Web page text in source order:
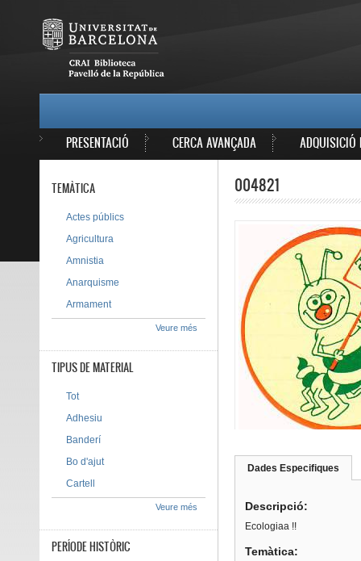
PRESENTACIÓ CERCA AVANÇADA ADQUISICIÓ
004821
Dades Especifiques
Descripció:
Ecologiaa !!
Temàtica:
TEMÀTICA
Actes públics
Agricultura
Amnistia
Anarquisme
Armament
Veure més
TIPUS DE MATERIAL
Tot
Adhesiu
Banderí
Bo d'ajut
Cartell
Veure més
PERÍODE HISTÒRIC